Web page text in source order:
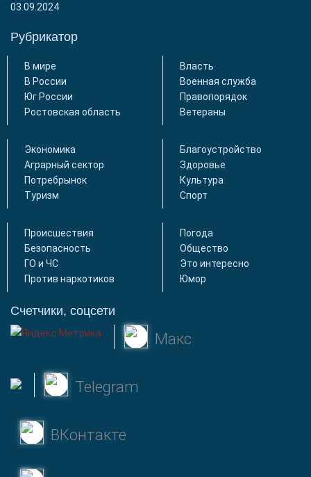
03.09.2024
Рубрикатор
В мире
В России
Юг России
Ростовская область
Власть
Военная служба
Правопорядок
Ветераны
Экономика
Аграрный сектор
Потребрынок
Туризм
Благоустройство
Здоровье
Культура
Спорт
Происшествия
Безопасность
ГО и ЧС
Против наркотиков
Погода
Общество
Это интересно
Юмор
Счетчики, соцсети
Макс
Telegram
ВКонтакте